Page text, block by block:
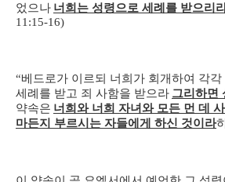
었으나 너희는 성령으로 세례를 받으리
11:15-16)
“베드로가 이르되 너희가 회개하여 각
세례를 받고 죄 사함을 받으라 그리하면
약속은 너희와 너희 자녀와 모든 먼 데
마든지 부르시는 자들에게 하신 것이라